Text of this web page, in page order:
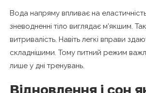
Вода напряму впливає на
зневодненні тіло виглядає м’якшим.
витривалість. Навіть легкі вправи
складнішими. Тому питний режим
лише у дні тренувань.
Відновлення і сон